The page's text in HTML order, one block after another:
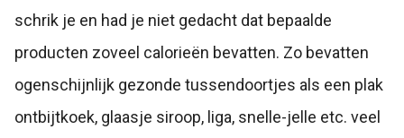
schrik je en had je niet gedacht dat bepaalde
producten zoveel calorieën bevatten. Zo bevatten
ogenschijnlijk gezonde tussendoortjes als een plak
ontbijtkoek, glaasje siroop, liga, snelle-jelle etc. veel